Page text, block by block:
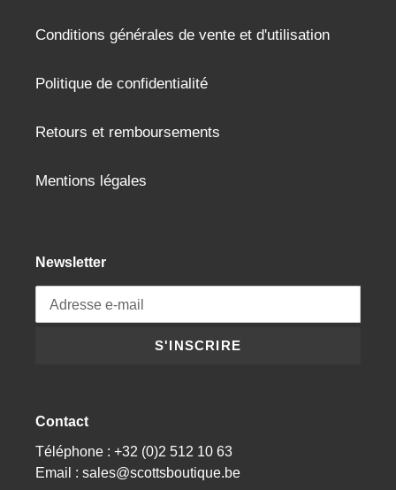
Conditions générales de vente et d'utilisation
Politique de confidentialité
Retours et remboursements
Mentions légales
Newsletter
S'INSCRIRE
Contact
Téléphone : +32 (0)2 512 10 63
Email : sales@scottsboutique.be